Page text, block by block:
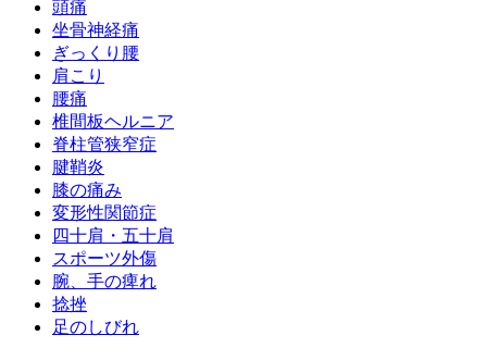
頭痛
坐骨神経痛
ぎっくり腰
肩こり
腰痛
椎間板ヘルニア
脊柱管狭窄症
腱鞘炎
膝の痛み
変形性関節症
四十肩・五十肩
スポーツ外傷
腕、手の痺れ
捻挫
足のしびれ